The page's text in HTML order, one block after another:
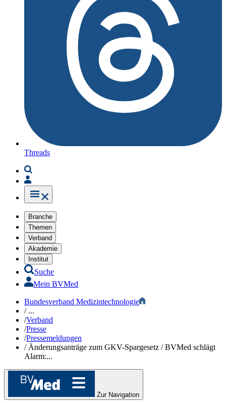
Threads
Branche
Themen
Verband
Akademie
Institut
Suche
Mein BVMed
Bundesverband Medizintechnologie
/...
/Verband
/Presse
/Pressemeldungen
/Änderungsanträge zum GKV-Spargesetz / BVMed schlägt
Alarm:...
Zur Navigation